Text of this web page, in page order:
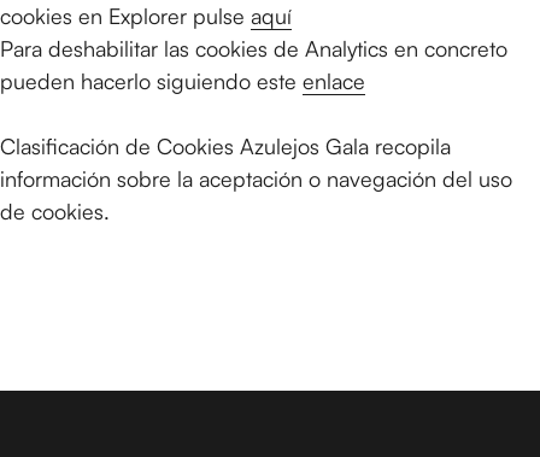
cookies en Explorer pulse aquí
Para deshabilitar las cookies de Analytics en concreto
pueden hacerlo siguiendo este enlace
Clasificación de Cookies Azulejos Gala recopila
información sobre la aceptación o navegación del uso
de cookies.